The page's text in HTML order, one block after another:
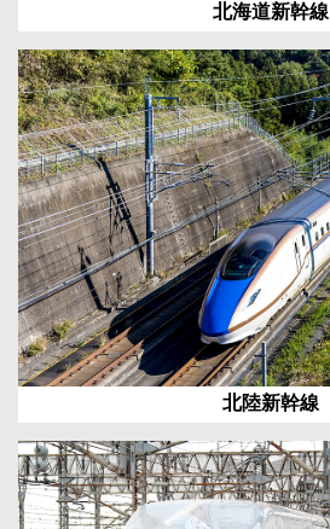
北海道新幹線
北陸新幹線